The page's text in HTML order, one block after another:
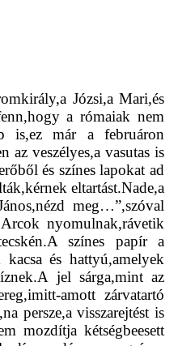
Józsi,a Mari,és
a rómaiak nem
is,ez már a februáron
az veszélyes,a vasutas is
és színes lapokat ad
eltartást.Nade,a
meg…”,szóval
nyomulnak,rávetik
színes papír a
és hattyú,amelyek
jel sárga,mint az
amott zárvatartó
persze,a visszarejtést is
mozdítja kétségbeesett